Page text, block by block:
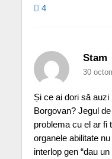
4
Stam
30
Și ce ai dori să
Borgovan? Jegul
problema cu el ar fi
organele abilitate
interlop gen “dau